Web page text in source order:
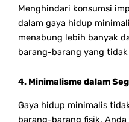
Menghindari konsumsi
dalam gaya hidup
menabung lebih banyak
barang-barang yang
4. Minimalisme dalam
Gaya hidup minimalis
barang-barang fisik.